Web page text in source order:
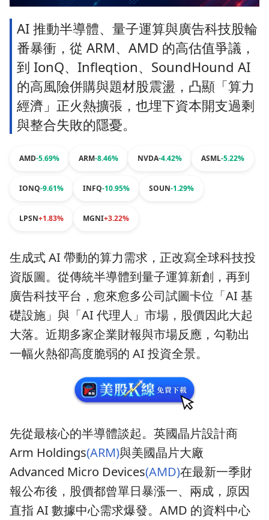
AI 推動半導體、量子運算與廣告科技股輪
番暴衝，從 ARM、AMD 的高估值爭議，
到 IonQ、Infleqtion、SoundHound AI
的高風險併購與題材股震盪，凸顯「算力
經濟」正火熱擴張，也埋下資本開支過剩
與整合失敗的隱憂。
AMD-5.69% ARM-8.46% NVDA-4.42% ASML-5.22%
IONQ-9.61% INFQ-10.95% SOUN-1.29%
LPSN+1.83% MGNI+3.22%
生成式 AI 帶動的算力需求，正改寫全球科技投
資版圖。從傳統半導體到量子運算新創，再到
廣告科技平台，愈來愈多公司試圖卡位「AI 基
礎設施」與「AI 代理人」市場，股價因此大起
大落。近期多家企業財報與市場反應，勾勒出
一幅火熱卻高度脆弱的 AI 投資全景。
先從最核心的半導體談起。英國晶片設計商
Arm Holdings(ARM)與美國晶片大廠
Advanced Micro Devices(AMD)在最新一季財
報公布後，股價都曾單日暴漲一、兩成，原因
直指 AI 數據中心需求爆發。AMD 的資料中心